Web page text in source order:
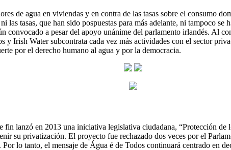
de agua en viviendas y en contra de las tasas sobre el consumo
tasas, que han sido pospuestas para más adelante, ni tampoco
convocado a pesar del apoyo unánime del parlamento irlandés. Al
y Irish Water subcontrata cada vez más actividades con el sector
por el derecho humano al agua y por la democracia.
fin lanzó en 2013 una iniciativa legislativa ciudadana, “Protección
su privatización. El proyecto fue rechazado dos veces por el
lo tanto, el mensaje de Água é de Todos continuará centrado en